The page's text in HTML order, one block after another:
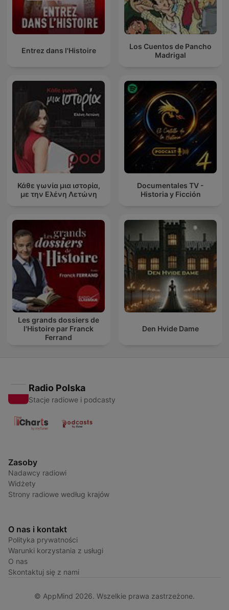
Entrez dans l'Histoire
Los Cuentos de Pancho
Madrigal
Κάθε γωνία μια ιστορία,
με την Ελένη Λετώνη
Documentales TV -
Historia y Ficción
Les grands dossiers de
l'Histoire par Franck
Ferrand
Den Hvide Dame
Radio Polska
Stacje radiowe i podcasty
Zasoby
Nadawcy radiowi
Widżety
Strony radiowe według krajów
O nas i kontakt
Polityka prywatności
Warunki korzystania z usługi
O nas
Skontaktuj się z nami
© AppMind 2026. Wszelkie prawa zastrzeżone.